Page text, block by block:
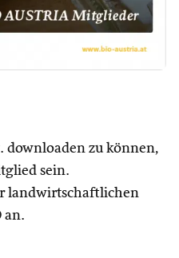
downloaden zu können,
sein.
landwirtschaftlichen
an.